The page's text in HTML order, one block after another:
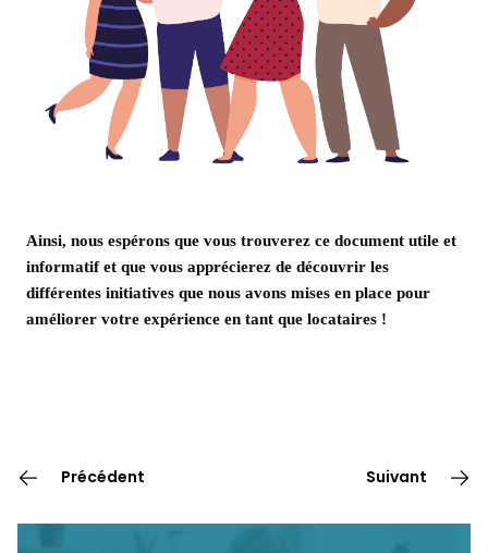
Ainsi, nous espérons que vous trouverez ce document utile et
informatif et que vous apprécierez de découvrir les
différentes initiatives que nous avons mises en place pour
améliorer votre expérience en tant que locataires !
Précédent Suivant